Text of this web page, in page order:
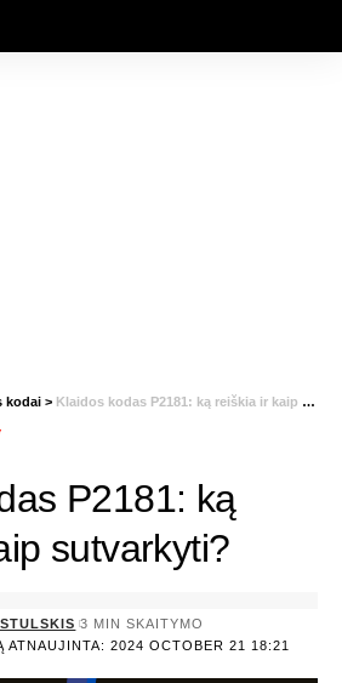
kodai > Klaidos kodas P2181: ką reiškia ir kaip sutvarkyti?
P2181: ką
sutvarkyti?
ATNAUJINTA: 2024 OCTOBER 21 18:21
3 MIN SKAITYMO